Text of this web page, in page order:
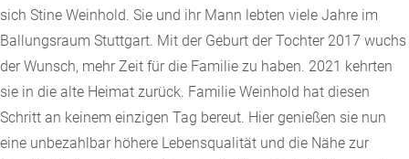
sich Stine Weinhold. Sie und ihr Mann lebten viele Jahre im
Ballungsraum Stuttgart. Mit der Geburt der Tochter 2017 wuchs
der Wunsch, mehr Zeit für die Familie zu haben. 2021 kehrten
sie in die alte Heimat zurück. Familie Weinhold hat diesen
Schritt an keinem einzigen Tag bereut. Hier genießen sie nun
eine unbezahlbar höhere Lebensqualität und die Nähe zur